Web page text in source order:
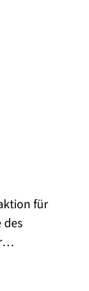
für
des